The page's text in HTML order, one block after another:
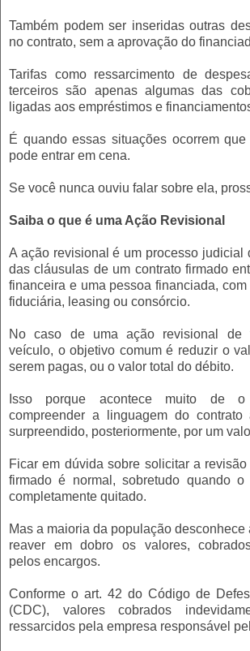
Também podem ser inseridas outras
no contrato, sem a aprovação do
Tarifas como ressarcimento de
terceiros são apenas algumas das
ligadas aos empréstimos e
É quando essas situações ocorrem que
pode entrar em cena.
Se você nunca ouviu falar sobre ela,
Saiba o que é uma Ação Revisional
A ação revisional é um processo judicial
das cláusulas de um contrato firmado
financeira e uma pessoa financiada,
fiduciária, leasing ou consórcio.
No caso de uma ação revisional de
veículo, o objetivo comum é reduzir o
serem pagas, ou o valor total do débito.
Isso porque acontece muito de o
compreender a linguagem do
surpreendido, posteriormente, por um
Ficar em dúvida sobre solicitar a
firmado é normal, sobretudo quando
completamente quitado.
Mas a maioria da população
reaver em dobro os valores,
pelos encargos.
Conforme o art. 42 do Código de
(CDC), valores cobrados
ressarcidos pela empresa responsável